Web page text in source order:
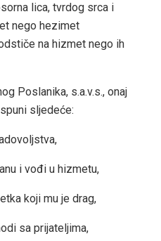
lica, tvrdog srca i
nego hezimet
na hizmet nego ih
Poslanika, s.a.v.s., onaj
sljedeće:
i vođi u hizmetu,
koji mu je drag,
sa prijateljima,